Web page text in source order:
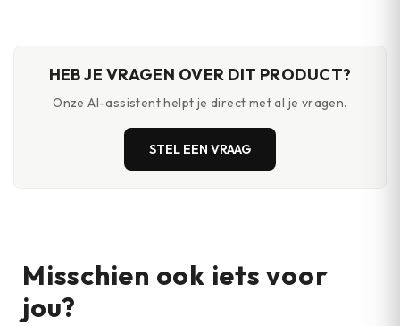
HEB JE VRAGEN OVER DIT PRODUCT?
Onze AI-assistent helpt je direct met al je vragen.
STEL EEN VRAAG
Misschien ook iets voor
jou?